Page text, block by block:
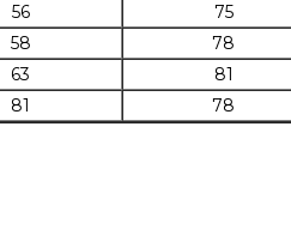
56
75
58
78
63
81
81 78